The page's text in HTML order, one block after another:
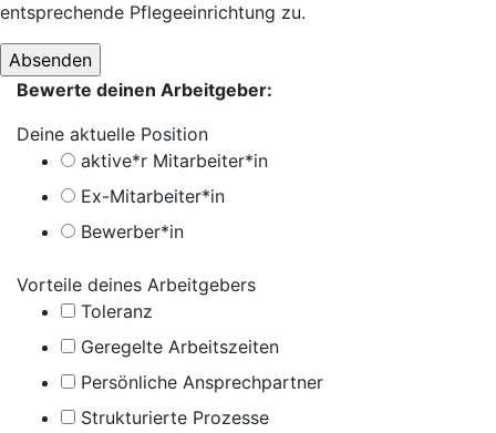
entsprechende Pflegeeinrichtung zu.
Bewerte deinen Arbeitgeber:
Deine aktuelle Position
aktive*r Mitarbeiter*in
Ex-Mitarbeiter*in
Bewerber*in
Vorteile deines Arbeitgebers
Toleranz
Geregelte Arbeitszeiten
Persönliche Ansprechpartner
Strukturierte Prozesse